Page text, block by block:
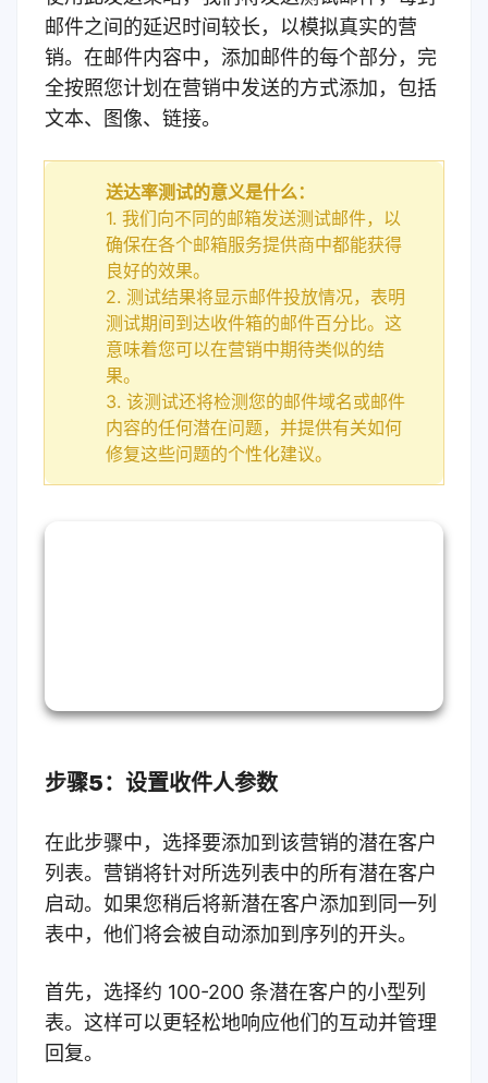
邮件之间的延迟时间较长，以模拟真实的营
销。在邮件内容中，添加邮件的每个部分，完
全按照您计划在营销中发送的方式添加，包括
文本、图像、链接。
送达率测试的意义是什么：
1. 我们向不同的邮箱发送测试邮件，以
确保在各个邮箱服务提供商中都能获得
良好的效果。
2. 测试结果将显示邮件投放情况，表明
测试期间到达收件箱的邮件百分比。这
意味着您可以在营销中期待类似的结
果。
3. 该测试还将检测您的邮件域名或邮件
内容的任何潜在问题，并提供有关如何
修复这些问题的个性化建议。
步骤5：设置收件人参数
在此步骤中，选择要添加到该营销的潜在客户
列表。营销将针对所选列表中的所有潜在客户
启动。如果您稍后将新潜在客户添加到同一列
表中，他们将会被自动添加到序列的开头。
首先，选择约 100-200 条潜在客户的小型列
表。这样可以更轻松地响应他们的互动并管理
回复。